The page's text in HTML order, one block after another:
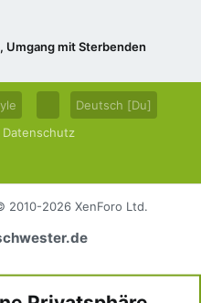
Umgang mit Sterbenden
Deutsch [Du]
Datenschutz
2010-2026 XenForo Ltd.